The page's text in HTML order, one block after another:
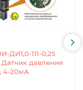
ДИ1,0-111-0,25
давления
4-20мА